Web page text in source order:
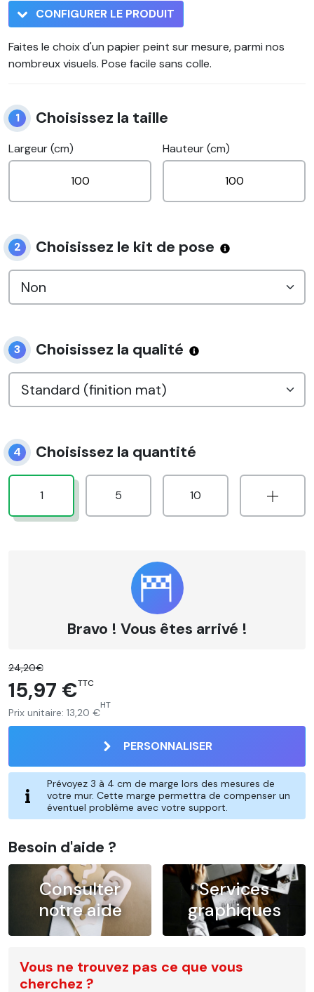
CONFIGURER LE PRODUIT
Faites le choix d'un papier peint sur mesure, parmi nos
nombreux visuels. Pose facile sans colle.
1 Choisissez la taille
Largeur (cm) Hauteur (cm)
2 Choisissez le kit de pose
3 Choisissez la qualité
4 Choisissez la quantité
1 5 10
Bravo ! Vous êtes arrivé !
24,20€
15,97 €TTC
Prix unitaire: 13,20 €
HT
PERSONNALISER
Prévoyez 3 à 4 cm de marge lors des mesures de
votre mur. Cette marge permettra de compenser un
éventuel problème avec votre support.
Besoin d'aide ?
Consulter
notre aide
Services
graphiques
Vous ne trouvez pas ce que vous
cherchez ?